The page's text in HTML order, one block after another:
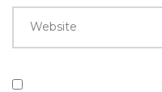
Website